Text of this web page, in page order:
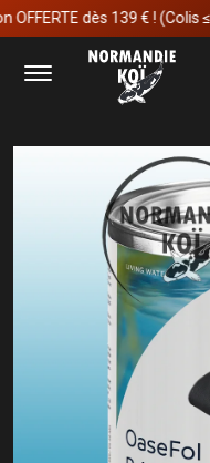
dès 139 € ! (Colis ≤ 29
Accueil
Fournitures et
Etanchéités et
OaseFol Primer 0,75 l